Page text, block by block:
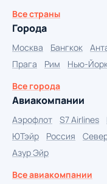
Все страны
Города
Москва Бангкок
Прага
Рим Нью-
Все города
Авиакомпании
Аэрофлот S7 Airlines
ЮТэйр
Россия
Азур Эйр
Все авиакомпании